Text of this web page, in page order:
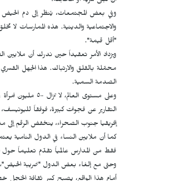
وفي بعض المجتمعات، يُنظر إلى دم الحيض
والاجتماعية والدينية. هذه الممارسات لا
"أقل قيمة".
ويزداد الأمر تعقيداً حين ندرك أن ملايين
محمّلة بالقلق والارتباك. هذا الجهل
الصدمة السمية.
وعلى مستوى
التقارير عن فجوات كبيرة، فوفقاً
إفريقيا جنوب الصحراء، ينخفض الرقم
فقط من المدارس عالمياً تقدّم تعليماً حول
وحتى مع إلغاء بعض الدول "ضريبة الحيض"،